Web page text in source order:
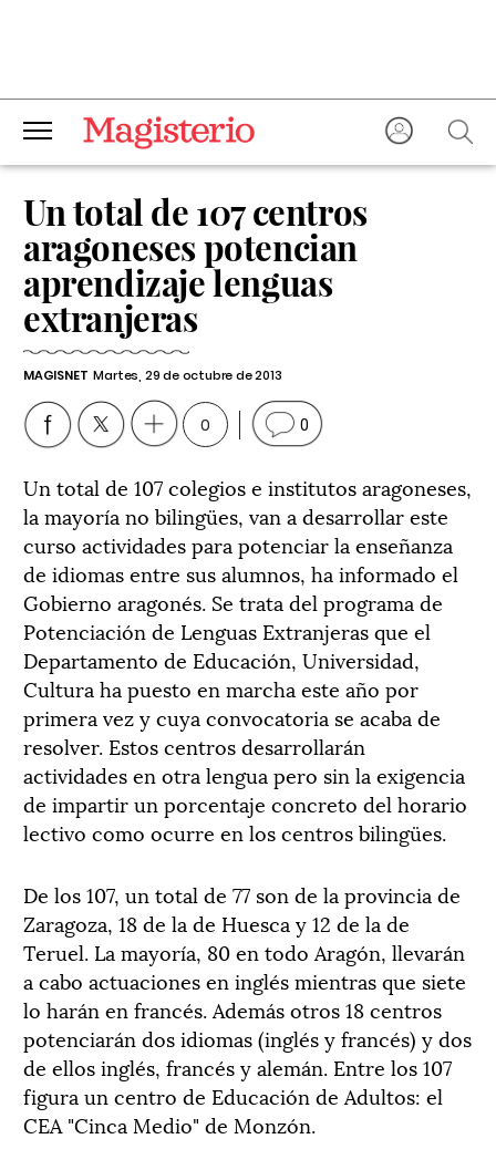
Un total de 107 centros
aragoneses potencian
aprendizaje lenguas
extranjeras
MAGISNET Martes, 29 de octubre de 2013
0 0
Un total de 107 colegios e institutos aragoneses,
la mayoría no bilingües, van a desarrollar este
curso actividades para potenciar la enseñanza
de idiomas entre sus alumnos, ha informado el
Gobierno aragonés. Se trata del programa de
Potenciación de Lenguas Extranjeras que el
Departamento de Educación, Universidad,
Cultura ha puesto en marcha este año por
primera vez y cuya convocatoria se acaba de
resolver. Estos centros desarrollarán
actividades en otra lengua pero sin la exigencia
de impartir un porcentaje concreto del horario
lectivo como ocurre en los centros bilingües.
De los 107, un total de 77 son de la provincia de
Zaragoza, 18 de la de Huesca y 12 de la de
Teruel. La mayoría, 80 en todo Aragón, llevarán
a cabo actuaciones en inglés mientras que siete
lo harán en francés. Además otros 18 centros
potenciarán dos idiomas (inglés y francés) y dos
de ellos inglés, francés y alemán. Entre los 107
figura un centro de Educación de Adultos: el
CEA "Cinca Medio" de Monzón.